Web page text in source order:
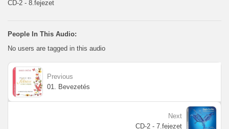
CD-2 - 8.fejezet
People In This Audio:
No users are tagged in this audio
Previous
01. Bevezetés
Next
CD-2 - 7.fejezet